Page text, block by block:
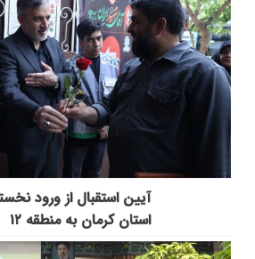
آیین استقبال از ورود
استان کرمان به منطقه ۱۲